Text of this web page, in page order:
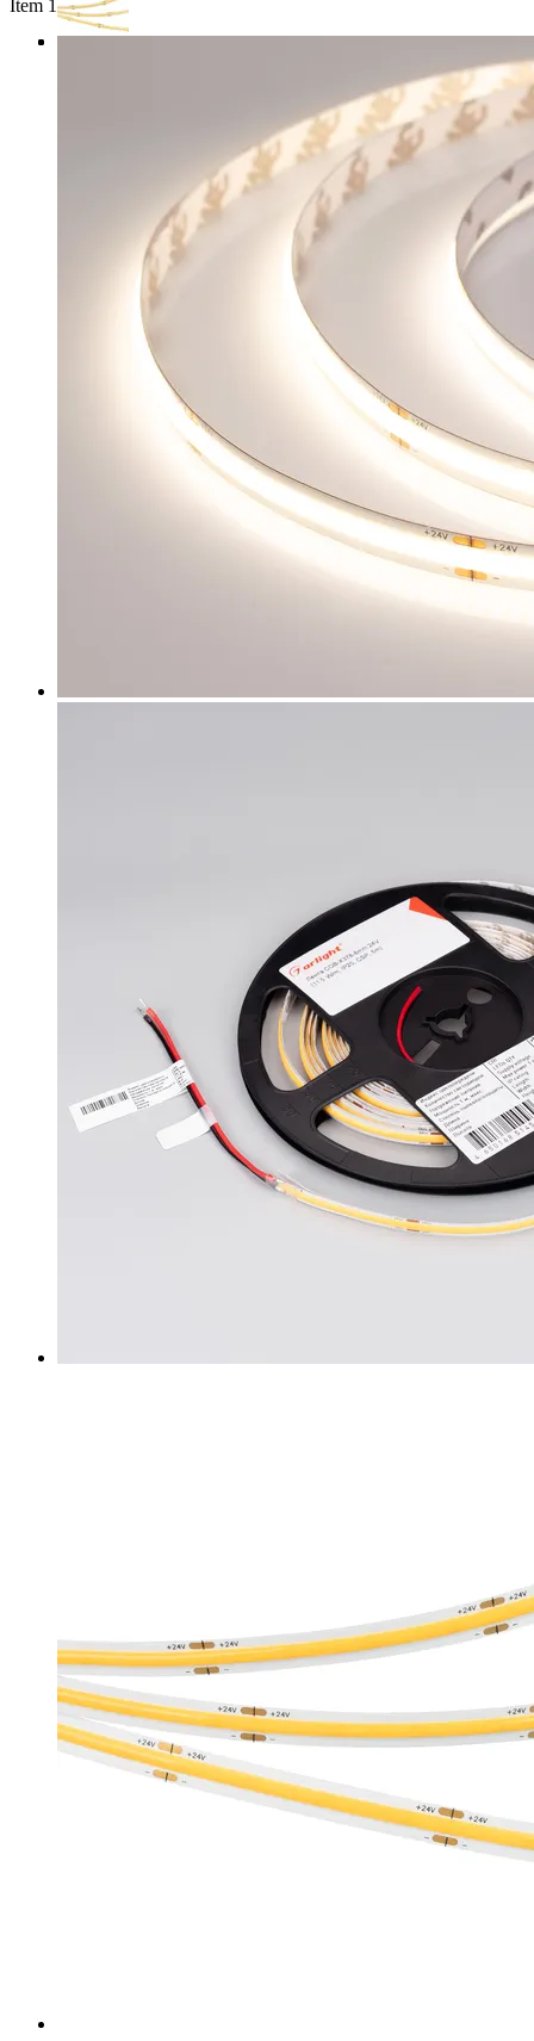
Item 1 of 3